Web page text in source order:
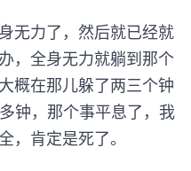
力了，然后就已经就
，全身无力就躺到那个
概在那儿躲了两三个钟
钟，那个事平息了，我
，肯定是死了。